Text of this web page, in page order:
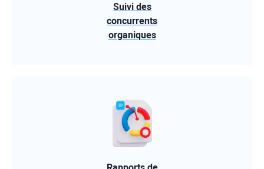
Suivi des
concurrents
organiques